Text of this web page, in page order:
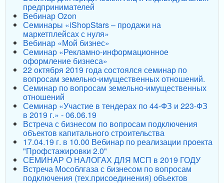
предпринимателей
Вебинар Ozon
Семинары «iShopStars – продажи на
маркетплейсах с нуля»
Вебинар «Мой бизнес»
Семинар «Рекламно-информационное
оформление бизнеса»
22 октября 2019 года состоялся семинар по
вопросам земельно-имущественных отношений.
Семинар по вопросам земельно-имущественных
отношений
Семинар «Участие в тендерах по 44-ФЗ и 223-ФЗ
в 2019 г.» - 06.06.19
Встреча с бизнесом по вопросам подключения
объектов капитального строительства
17.04.19 г. в 10.00 Вебинар по реализации проекта
"Профстажировки 2.0"
СЕМИНАР О НАЛОГАХ ДЛЯ МСП в 2019 ГОДУ
Встреча Мособлгаза с бизнесом по вопросам
подключения (тех.присоединения) объектов